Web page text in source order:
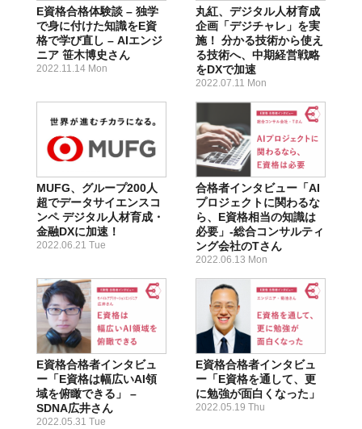
E資格合格体験談 – 独学
で身に付けた知識をE資
格で学び直し – AIエンジ
ニア 笹木博史さん
2022.11.14 Mon
丸紅、デジタル人材育成
企画「デジチャレ」を実
施！ 分かる技術から使え
る技術へ、中期経営戦略
をDXで加速
2022.07.11 Mon
MUFG、グループ200人
超でデータサイエンスコ
ンペ デジタル人材育成・
金融DXに加速！
2022.06.21 Tue
合格者インタビュー「AI
プロジェクトに関わるな
ら、E資格相当の知識は
必要」-総合コンサルティ
ング会社のTさん
2022.06.13 Mon
E資格合格者インタビュ
ー「E資格は幅広いAI領
域を俯瞰できる」 –
SDNA広井さん
2022.05.31 Tue
E資格合格者インタビュ
ー「E資格を通して、更
に勉強が面白くなった」
2022.05.19 Thu